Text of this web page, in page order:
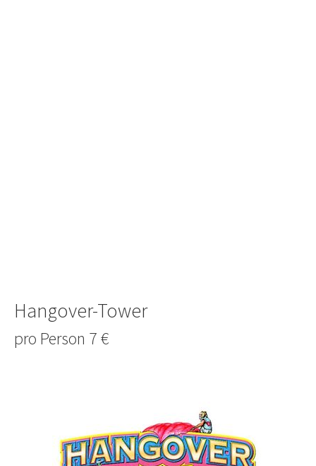
Hangover-Tower
pro Person 7 €